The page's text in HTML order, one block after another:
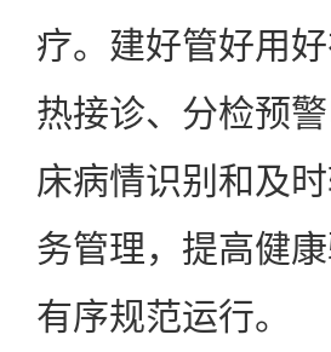
疗。建好管好用
热接诊、分检预
床病情识别和及
务管理，提高健
有序规范运行。